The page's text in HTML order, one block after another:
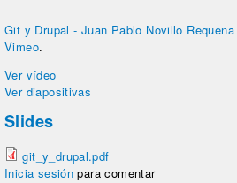
Git y Drupal - Juan Pablo Novillo Requena
Vimeo.
Ver vídeo
Ver diapositivas
Slides
git_y_drupal.pdf
Inicia sesión para comentar